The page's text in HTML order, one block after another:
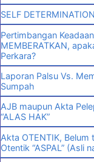
SELF
Pertimbangan
MEMBERATKAN,
Perkara?
Laporan Palsu Vs.
Sumpah
AJB maupun Akta
“ALAS HAK”
Akta OTENTIK, Belum
Otentik “ASPAL” (Asli